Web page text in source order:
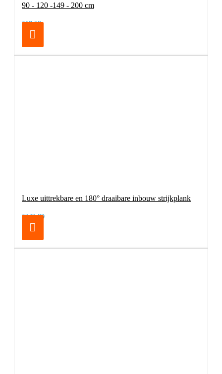
90 - 120 -149 - 200 cm
€17,50
Luxe uittrekbare en 180° draaibare inbouw strijkplank
€249,00